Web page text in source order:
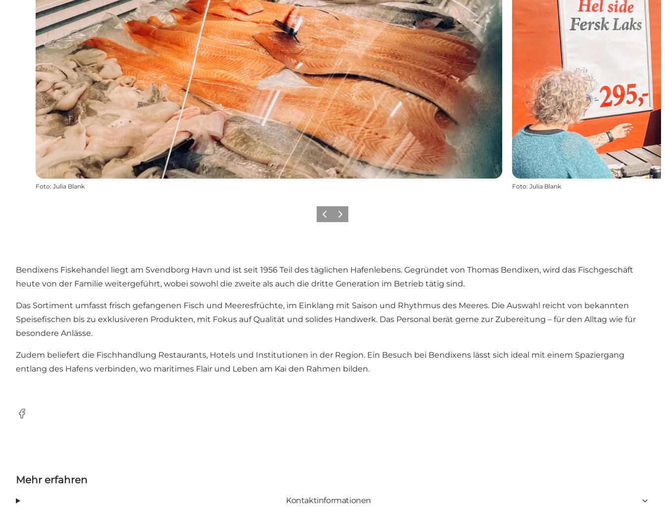
Foto: Julia Blank Foto: Julia Blank
Vorherige Folie
Nächste Folie
Bendixens Fiskehandel liegt am Svendborg Havn und ist seit 1956 Teil des täglichen Hafenlebens. Gegründet von Thomas Bendixen, wird das Fischgeschäft
heute von der Familie weitergeführt, wobei sowohl die zweite als auch die dritte Generation im Betrieb tätig sind.
Das Sortiment umfasst frisch gefangenen Fisch und Meeresfrüchte, im Einklang mit Saison und Rhythmus des Meeres. Die Auswahl reicht von bekannten
Speisefischen bis zu exklusiveren Produkten, mit Fokus auf Qualität und solides Handwerk. Das Personal berät gerne zur Zubereitung – für den Alltag wie für
besondere Anlässe.
Zudem beliefert die Fischhandlung Restaurants, Hotels und Institutionen in der Region. Ein Besuch bei Bendixens lässt sich ideal mit einem Spaziergang
entlang des Hafens verbinden, wo maritimes Flair und Leben am Kai den Rahmen bilden.
Facebook
Mehr erfahren
Kontaktinformationen